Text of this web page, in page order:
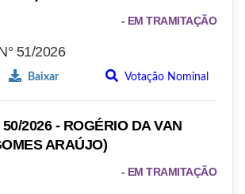
- EM TRAMITAÇÃO
51/2026
Baixar Votação Nominal
2026 - ROGÉRIO DA VAN
ARAÚJO)
- EM TRAMITAÇÃO